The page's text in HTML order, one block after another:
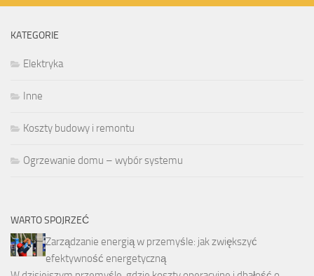
KATEGORIE
Elektryka
Inne
Koszty budowy i remontu
Ogrzewanie domu – wybór systemu
WARTO SPOJRZEĆ
Zarządzanie energią w przemyśle: jak zwiększyć
efektywność energetyczną